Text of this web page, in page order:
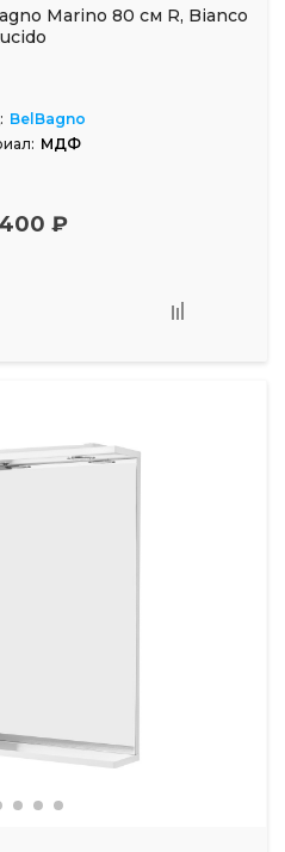
Marino 80 см R, Bianco
BelBagno
МДФ
₽